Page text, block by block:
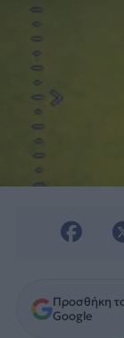
Προσθήκη
Google